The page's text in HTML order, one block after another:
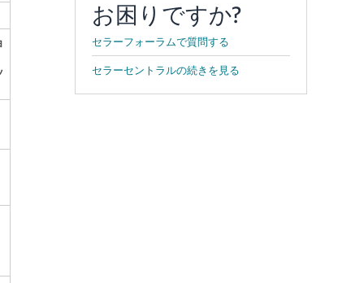
お困りですか?
セラーフォーラムで質問する
セラーセントラルの続きを見る